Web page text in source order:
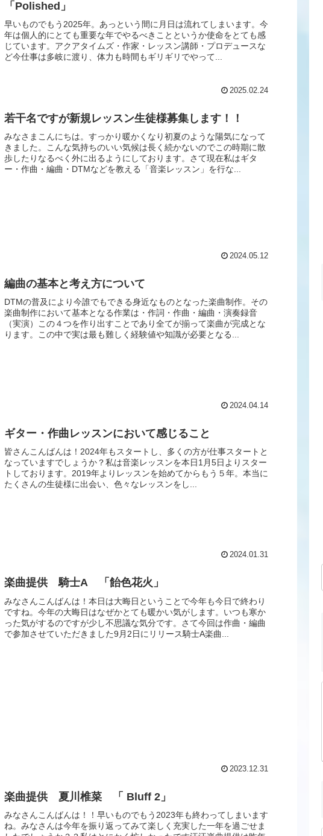
「Polished」
早いものでもう2025年。あっという間に月日は流れてしまいます。今
年は個人的にとても重要な年でやるべきことというか使命をとても感
じています。アクアタイムズ・作家・レッスン講師・プロデュースな
ど今仕事は多岐に渡り、体力も時間もギリギリでやって...
2025.02.24
若干名ですが新規レッスン生徒様募集します！！
みなさまこんにちは。すっかり暖かくなり初夏のような陽気になって
きました。こんな気持ちのいい気候は長く続かないのでこの時期に散
歩したりなるべく外に出るようにしております。さて現在私はギタ
ー・作曲・編曲・DTMなどを教える「音楽レッスン」を行な...
2024.05.12
編曲の基本と考え方について
DTMの普及により今誰でもできる身近なものとなった楽曲制作。その
楽曲制作において基本となる作業は・作詞・作曲・編曲・演奏録音
（実演）この４つを作り出すことであり全てが揃って楽曲が完成とな
ります。この中で実は最も難しく経験値や知識が必要となる...
2024.04.14
ギター・作曲レッスンにおいて感じること
皆さんこんばんは！2024年もスタートし、多くの方が仕事スタートと
なっていますでしょうか？私は音楽レッスンを本日1月5日よりスター
トしております。2019年よりレッスンを始めてからもう５年。本当に
たくさんの生徒様に出会い、色々なレッスンをし...
2024.01.31
楽曲提供 騎士A 「飴色花火」
みなさんこんばんは！本日は大晦日ということで今年も今日で終わり
ですね。今年の大晦日はなぜかとても暖かい気がします。いつも寒か
った気がするのですが少し不思議な気分です。さて今回は作曲・編曲
で参加させていただきました9月2日にリリース騎士A楽曲...
2023.12.31
楽曲提供 夏川椎菜 「 Bluff 2」
みなさんこんばんは！！早いものでもう2023年も終わってしまいます
ね。みなさんは今年を振り返ってみて楽しく充実した一年を過ごせま